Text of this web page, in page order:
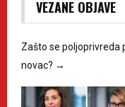
VEZANE OBJAVE
Zašto se poljoprivreda
novac? →